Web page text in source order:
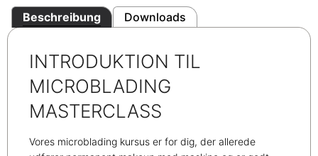
Beschreibung Downloads
INTRODUKTION TIL
MICROBLADING
MASTERCLASS
Vores microblading kursus er for dig, der allerede